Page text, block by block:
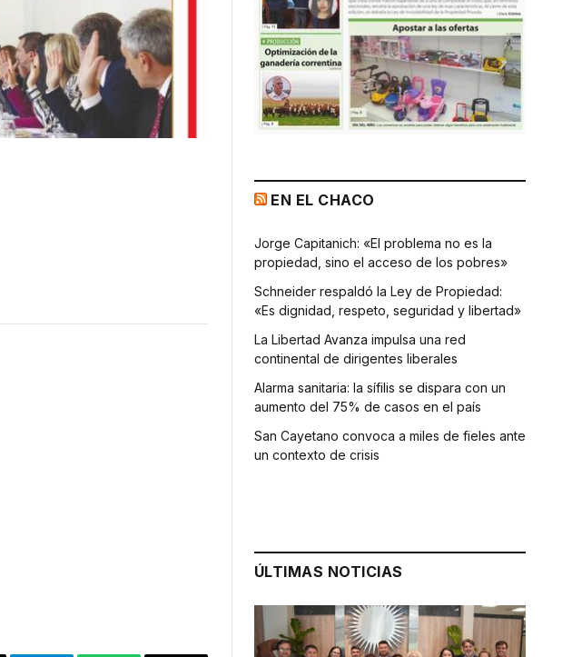
EN EL CHACO
Jorge Capitanich: «El problema no es la
propiedad, sino el acceso de los pobres»
Schneider respaldó la Ley de Propiedad:
«Es dignidad, respeto, seguridad y libertad»
La Libertad Avanza impulsa una red
continental de dirigentes liberales
Alarma sanitaria: la sífilis se dispara con un
aumento del 75% de casos en el país
San Cayetano convoca a miles de fieles ante
un contexto de crisis
ÚLTIMAS NOTICIAS